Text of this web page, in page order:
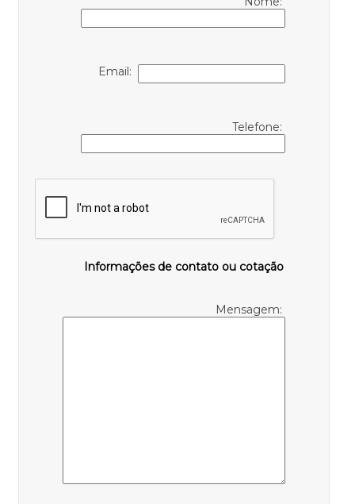
Email:
Telefone:
Informações de contato ou cotação
Mensagem: